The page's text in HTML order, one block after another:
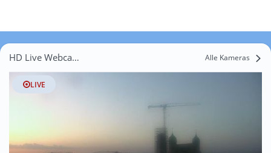
HD Live Webcams Herrenbach Alle Kameras
LIVE